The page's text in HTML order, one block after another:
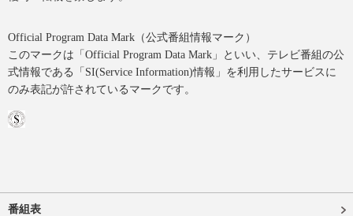
Official Program Data Mark（公式番組情報マーク）
このマークは「Official Program Data Mark」といい、テレビ番組の公
式情報である「SI(Service Information)情報」を利用したサービスに
のみ表記が許されているマークです。
番組表